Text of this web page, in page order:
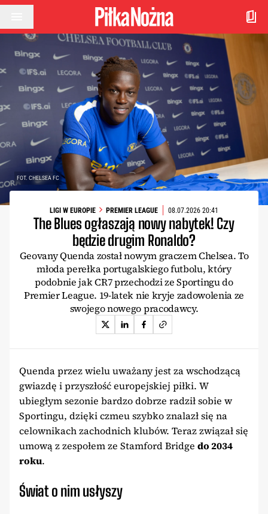
Przejdź do treści
FOT. CHELSEA FC
LIGI W EUROPIE PREMIER LEAGUE 08.07.2026 20:41
The Blues ogłaszają nowy nabytek! Czy
będzie drugim Ronaldo?
Geovany Quenda został nowym graczem Chelsea. To
młoda perełka portugalskiego futbolu, który
podobnie jak CR7 przechodzi ze Sportingu do
Premier League. 19-latek nie kryje zadowolenia ze
swojego nowego pracodawcy.
Quenda przez wielu uważany jest za wschodzącą
gwiazdę i przyszłość europejskiej piłki. W
ubiegłym sezonie bardzo dobrze radził sobie w
Sportingu, dzięki czmeu szybko znalazł się na
celownikach zachodnich klubów. Teraz związał się
umową z zespołem ze Stamford Bridge do 2034
roku.
Świat o nim usłyszy